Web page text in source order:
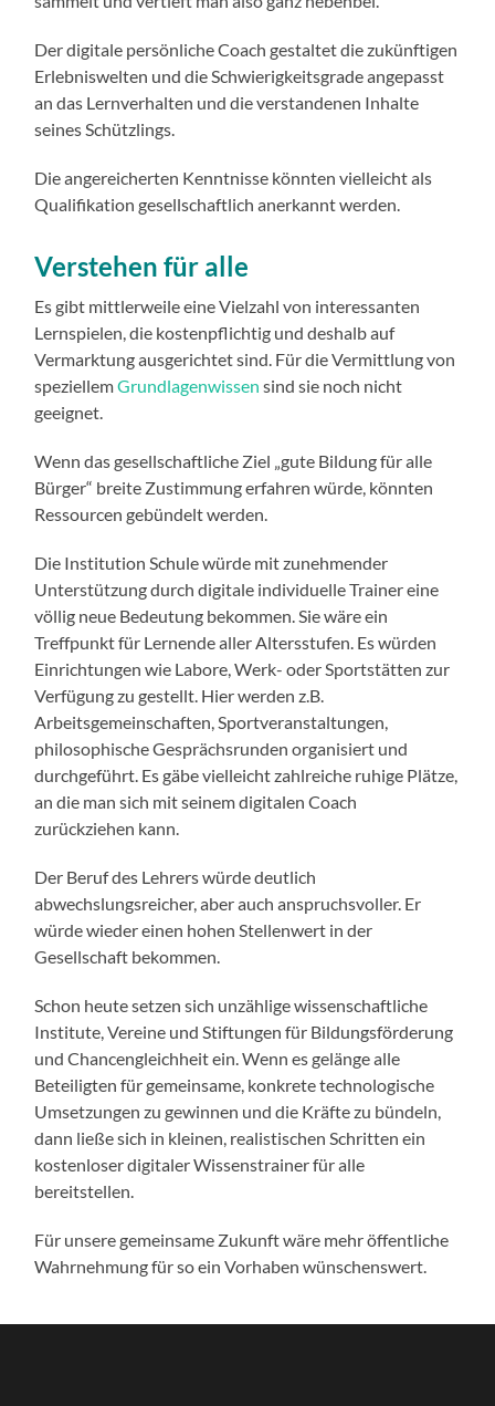
Der digitale persönliche Coach gestaltet die zukünftigen
Erlebniswelten und die Schwierigkeitsgrade angepasst
an das Lernverhalten und die verstandenen Inhalte
seines Schützlings.
Die angereicherten Kenntnisse könnten vielleicht als
Qualifikation gesellschaftlich anerkannt werden.
Verstehen für alle
Es gibt mittlerweile eine Vielzahl von interessanten
Lernspielen, die kostenpflichtig und deshalb auf
Vermarktung ausgerichtet sind. Für die Vermittlung von
speziellemGrundlagenwissen sind sie noch nicht
geeignet.
Wenn das gesellschaftliche Ziel „gute Bildung für alle
Bürger“ breite Zustimmung erfahren würde, könnten
Ressourcen gebündelt werden.
Die Institution Schule würde mit zunehmender
Unterstützung durch digitale individuelle Trainer eine
völlig neue Bedeutung bekommen. Sie wäre ein
Treffpunkt für Lernende aller Altersstufen. Es würden
Einrichtungen wie Labore, Werk- oder Sportstätten zur
Verfügung zu gestellt. Hier werden z.B.
Arbeitsgemeinschaften, Sportveranstaltungen,
philosophische Gesprächsrunden organisiert und
durchgeführt. Es gäbe vielleicht zahlreiche ruhige Plätze,
an die man sich mit seinem digitalen Coach
zurückziehen kann.
Der Beruf des Lehrers würde deutlich
abwechslungsreicher, aber auch anspruchsvoller. Er
würde wieder einen hohen Stellenwert in der
Gesellschaft bekommen.
Schon heute setzen sich unzählige wissenschaftliche
Institute, Vereine und Stiftungen für Bildungsförderung
und Chancengleichheit ein. Wenn es gelänge alle
Beteiligten für gemeinsame, konkrete technologische
Umsetzungen zu gewinnen und die Kräfte zu bündeln,
dann ließe sich in kleinen, realistischen Schritten ein
kostenloser digitaler Wissenstrainer für alle
bereitstellen.
Für unsere gemeinsame Zukunft wäre mehr öffentliche
Wahrnehmung für so ein Vorhaben wünschenswert.